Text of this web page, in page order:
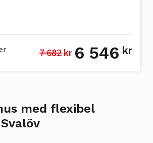
7 682 kr 6 546 kr
med flexibel